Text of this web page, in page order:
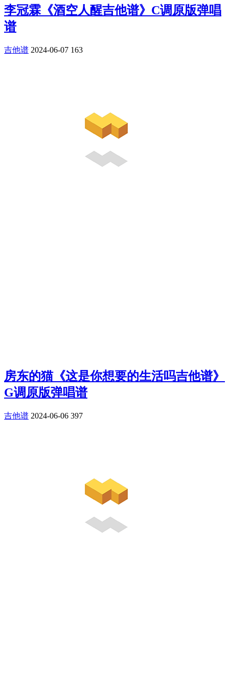
李冠霖《酒空人醒吉他谱》C调原版弹唱
谱
吉他谱 2024-06-07 163
房东的猫《这是你想要的生活吗吉他谱》
G调原版弹唱谱
吉他谱 2024-06-06 397